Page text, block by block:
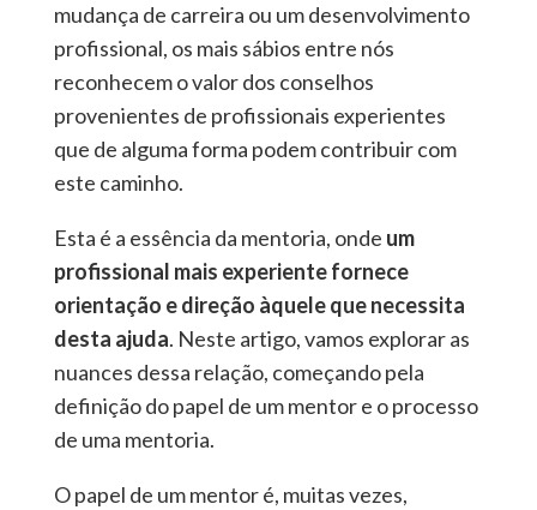
mudança de carreira ou um desenvolvimento
profissional, os mais sábios entre nós
reconhecem o valor dos conselhos
provenientes de profissionais experientes
que de alguma forma podem contribuir com
este caminho.
Esta é a essência da mentoria, onde um
profissional mais experiente fornece
orientação e direção àquele que necessita
desta ajuda. Neste artigo, vamos explorar as
nuances dessa relação, começando pela
definição do papel de um mentor e o processo
de uma mentoria.
O papel de um mentor é, muitas vezes,